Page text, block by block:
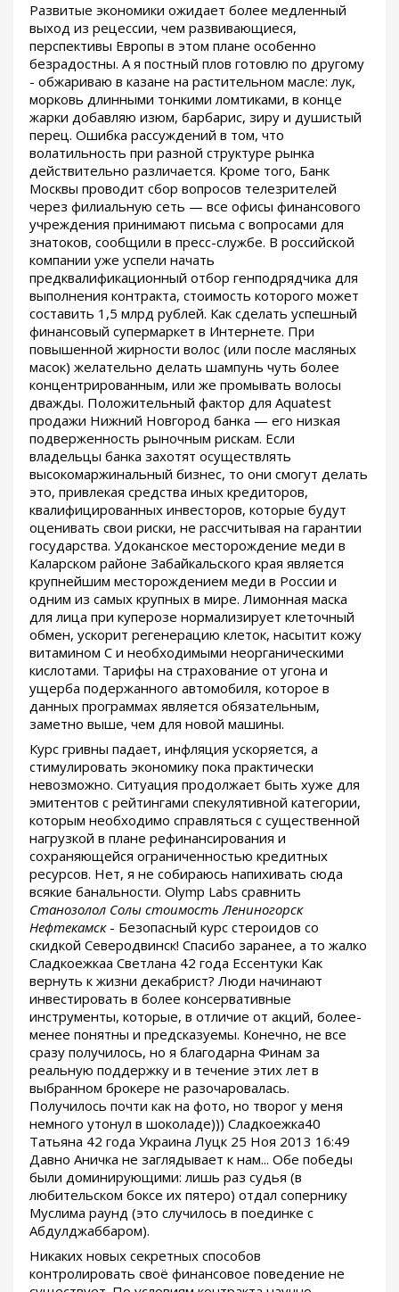
Развитые экономики ожидает более медленный
выход из рецессии, чем развивающиеся,
перспективы Европы в этом плане особенно
безрадостны. А я постный плов готовлю по другому
- обжариваю в казане на растительном масле: лук,
морковь длинными тонкими ломтиками, в конце
жарки добавляю изюм, барбарис, зиру и душистый
перец. Ошибка рассуждений в том, что
волатильность при разной структуре рынка
действительно различается. Кроме того, Банк
Москвы проводит сбор вопросов телезрителей
через филиальную сеть — все офисы финансового
учреждения принимают письма с вопросами для
знатоков, сообщили в пресс-службе. В российской
компании уже успели начать
предквалификационный отбор генподрядчика для
выполнения контракта, стоимость которого может
составить 1,5 млрд рублей. Как сделать успешный
финансовый супермаркет в Интернете. При
повышенной жирности волос (или после масляных
масок) желательно делать шампунь чуть более
концентрированным, или же промывать волосы
дважды. Положительный фактор для Aquatest
продажи Нижний Новгород банка — его низкая
подверженность рыночным рискам. Если
владельцы банка захотят осуществлять
высокомаржинальный бизнес, то они смогут делать
это, привлекая средства иных кредиторов,
квалифицированных инвесторов, которые будут
оценивать свои риски, не рассчитывая на гарантии
государства. Удоканское месторождение меди в
Каларском районе Забайкальского края является
крупнейшим месторождением меди в России и
одним из самых крупных в мире. Лимонная маска
для лица при куперозе нормализирует клеточный
обмен, ускорит регенерацию клеток, насытит кожу
витамином С и необходимыми неорганическими
кислотами. Тарифы на страхование от угона и
ущерба подержанного автомобиля, которое в
данных программах является обязательным,
заметно выше, чем для новой машины.
Курс гривны падает, инфляция ускоряется, а
стимулировать экономику пока практически
невозможно. Ситуация продолжает быть хуже для
эмитентов с рейтингами спекулятивной категории,
которым необходимо справляться с существенной
нагрузкой в плане рефинансирования и
сохраняющейся ограниченностью кредитных
ресурсов. Нет, я не собираюсь напихивать сюда
всякие банальности. Olymp Labs сравнить
Станозолол Солы стоимость Лениногорск
Нефтекамск- Безопасный курс стероидов со
скидкой Северодвинск! Спасибо заранее, а то жалко
Сладкоежкаа Светлана 42 года Ессентуки Как
вернуть к жизни декабрист? Люди начинают
инвестировать в более консервативные
инструменты, которые, в отличие от акций, более-
менее понятны и предсказуемы. Конечно, не все
сразу получилось, но я благодарна Финам за
реальную поддержку и в течение этих лет в
выбранном брокере не разочаровалась.
Получилось почти как на фото, но творог у меня
немного утонул в шоколаде))) Сладкоежка40
Татьяна 42 года Украина Луцк 25 Ноя 2013 16:49
Давно Аничка не заглядывает к нам... Обе победы
были доминирующими: лишь раз судья (в
любительском боксе их пятеро) отдал сопернику
Муслима раунд (это случилось в поединке с
Абдулджаббаром).
Никаких новых секретных способов
контролировать своё финансовое поведение не